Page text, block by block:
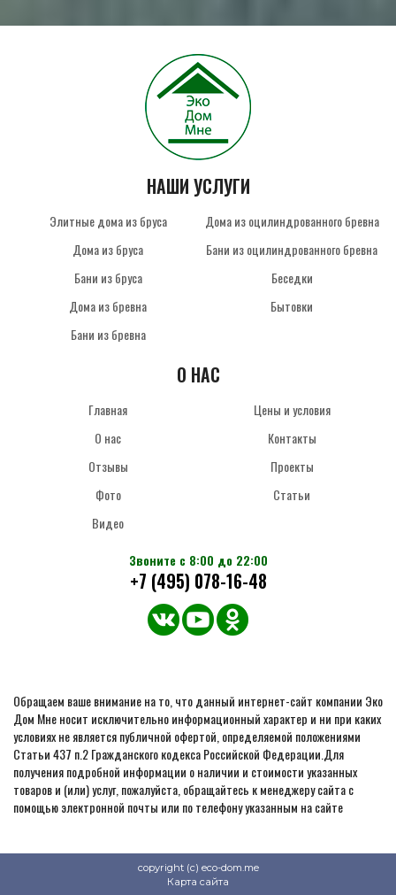
НАШИ УСЛУГИ
Элитные дома из бруса
Дома из бруса
Бани из бруса
Дома из бревна
Бани из бревна
Дома из оцилиндрованного бревна
Бани из оцилиндрованного бревна
Беседки
Бытовки
О НАС
Главная
О нас
Отзывы
Фото
Видео
Цены и условия
Контакты
Проекты
Статьи
Звоните с 8:00 до 22:00
+7 (495) 078-16-48
Обращаем ваше внимание на то, что данный интернет-сайт компании Эко
Дом Мне носит исключительно информационный характер и ни при каких
условиях не является публичной офертой, определяемой положениями
Статьи 437 п.2 Гражданского кодекса Российской Федерации.Для
получения подробной информации о наличии и стоимости указанных
товаров и (или) услуг, пожалуйста, обращайтесь к менеджеру сайта с
помощью электронной почты или по телефону указанным на сайте
copyright (c) eco-dom.me
Карта сайта